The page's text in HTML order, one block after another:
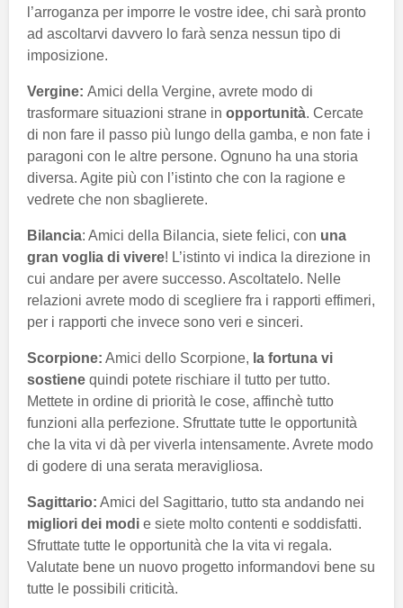
l’arroganza per imporre le vostre idee, chi sarà pronto
ad ascoltarvi davvero lo farà senza nessun tipo di
imposizione.
Vergine: Amici della Vergine, avrete modo di
trasformare situazioni strane in opportunità. Cercate
di non fare il passo più lungo della gamba, e non fate i
paragoni con le altre persone. Ognuno ha una storia
diversa. Agite più con l’istinto che con la ragione e
vedrete che non sbaglierete.
Bilancia: Amici della Bilancia, siete felici, con una
gran voglia di vivere! L’istinto vi indica la direzione in
cui andare per avere successo. Ascoltatelo. Nelle
relazioni avrete modo di scegliere fra i rapporti effimeri,
per i rapporti che invece sono veri e sinceri.
Scorpione: Amici dello Scorpione, la fortuna vi
sostiene quindi potete rischiare il tutto per tutto.
Mettete in ordine di priorità le cose, affinchè tutto
funzioni alla perfezione. Sfruttate tutte le opportunità
che la vita vi dà per viverla intensamente. Avrete modo
di godere di una serata meravigliosa.
Sagittario: Amici del Sagittario, tutto sta andando nei
migliori dei modi e siete molto contenti e soddisfatti.
Sfruttate tutte le opportunità che la vita vi regala.
Valutate bene un nuovo progetto informandovi bene su
tutte le possibili criticità.